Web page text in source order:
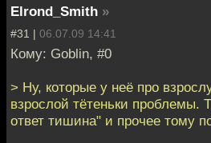
Elrond_Smith »
#31 | 06.07.09 14:41
Кому: Goblin, #0
> Ну, которые у неё про
взрослой тётеньки проблемы.
ответ тишина" и прочее тому